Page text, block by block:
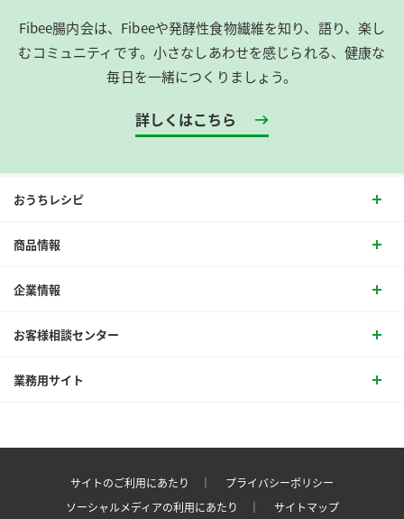
Fibee腸内会は、​Fibeeや発酵性食物繊維を知り、語り、楽し
むコミュニティです。​小さなしあわせを感じられる、健康な
毎日を一緒につくりましょう。
詳しくはこちら
おうちレシピ
商品情報
企業情報
お客様相談センター
業務用サイト
サイトのご利用にあたり ｜
プライバシーポリシー
ソーシャルメディアの利用にあたり ｜
サイトマップ